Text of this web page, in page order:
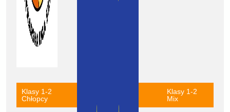
Klasy 1-2
Chłopcy
Klasy 1-2
Mix